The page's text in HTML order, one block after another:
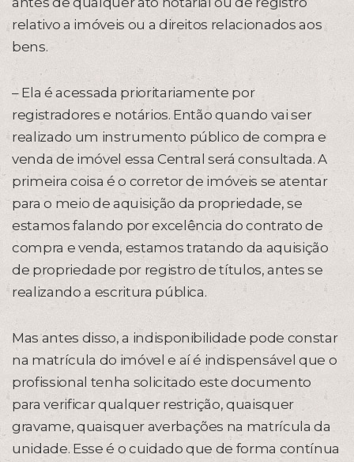
relativo a imóveis ou a direitos relacionados aos
bens.
– Ela é acessada prioritariamente por
registradores e notários. Então quando vai ser
realizado um instrumento público de compra e
venda de imóvel essa Central será consultada. A
primeira coisa é o corretor de imóveis se atentar
para o meio de aquisição da propriedade, se
estamos falando por excelência do contrato de
compra e venda, estamos tratando da aquisição
de propriedade por registro de títulos, antes se
realizando a escritura pública.
Mas antes disso, a indisponibilidade pode constar
na matrícula do imóvel e aí é indispensável que o
profissional tenha solicitado este documento
para verificar qualquer restrição, quaisquer
gravame, quaisquer averbações na matrícula da
unidade. Esse é o cuidado que de forma contínua